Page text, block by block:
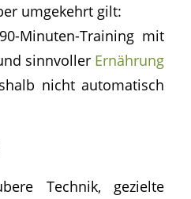
umgekehrt gilt:
Minuten-Training mit
sinnvoller Ernährung
nicht automatisch
Technik, gezielte